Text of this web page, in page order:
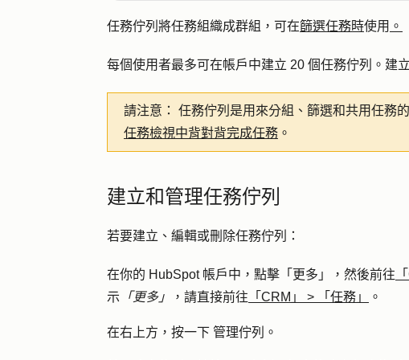
任務佇列將任務組織成群組，可在篩選任務時使用 。
每個使用者最多可在帳戶中建立 20 個任務佇列。建
請注意： 任務佇列是用來分組、篩選和共用任務
任務檢視中背對背完成任務 。
建立和管理任務佇列
若要建立、編輯或刪除任務佇列：
在你的 HubSpot 帳戶中，點擊 「更多」 ，然後前往
示 「更多」 ，請直接前往 「CRM」 > 「任務」 。
在右上方，按一下 管理佇列。